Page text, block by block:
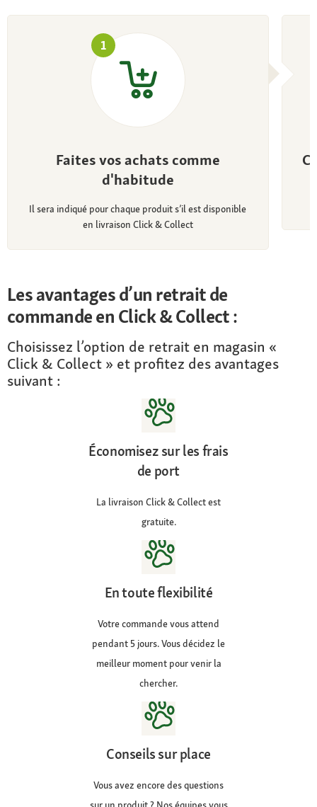
1
Faites vos achats comme
d'habitude
Il sera indiqué pour chaque produit s’il est disponible
en livraison Click & Collect
Les avantages d’un retrait de
commande en Click & Collect :
Choisissez l’option de retrait en magasin «
Click & Collect » et profitez des avantages
suivant :
Économisez sur les frais
de port
La livraison Click & Collect est
gratuite.
En toute flexibilité
Votre commande vous attend
pendant 5 jours. Vous décidez le
meilleur moment pour venir la
chercher.
Conseils sur place
Vous avez encore des questions